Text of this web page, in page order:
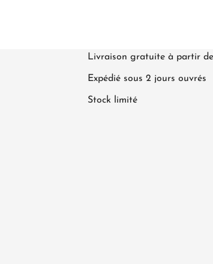
Livraison gratuite à partir
Expédié sous 2 jours ouvrés
Stock limité